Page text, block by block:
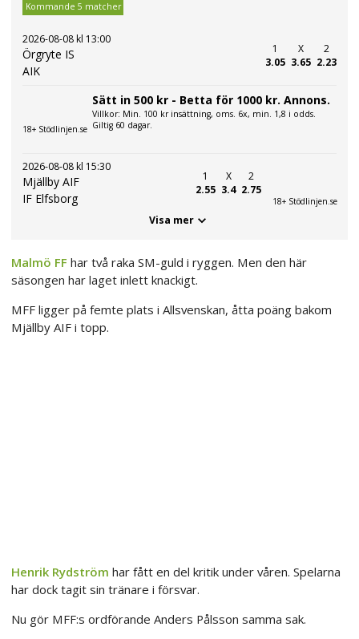
Kommande 5 matcher
2026-08-08 kl 13:00
Örgryte IS
AIK
1
3.05
X
3.65
2
2.23
18+ Stödlinjen.se
Sätt in 500 kr - Betta för 1000 kr. Annons.
Villkor: Min. 100 kr insättning, oms. 6x, min. 1,8 i odds.
Giltig 60 dagar.
2026-08-08 kl 15:30
Mjällby AIF
IF Elfsborg
1
2.55
X
3.4
2
2.75
18+ Stödlinjen.se
Visa mer
Malmö FF har två raka SM-guld i ryggen. Men den här
säsongen har laget inlett knackigt.
MFF ligger på femte plats i Allsvenskan, åtta poäng bakom
Mjällby AIF i topp.
Henrik Rydström har fått en del kritik under våren. Spelarna
har dock tagit sin tränare i försvar.
Nu gör MFF:s ordförande Anders Pålsson samma sak.